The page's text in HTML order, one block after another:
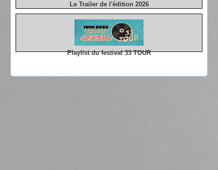
Le Trailer de l'édition 2026
Playlist du festival 33 TOUR